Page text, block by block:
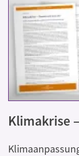
Klimakrise